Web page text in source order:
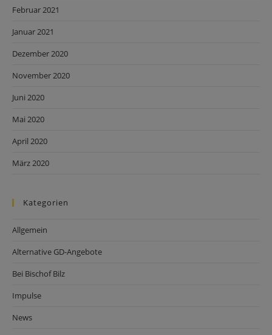
Februar 2021
Januar 2021
Dezember 2020
November 2020
Juni 2020
Mai 2020
April 2020
März 2020
Kategorien
Allgemein
Alternative GD-Angebote
Bei Bischof Bilz
Impulse
News